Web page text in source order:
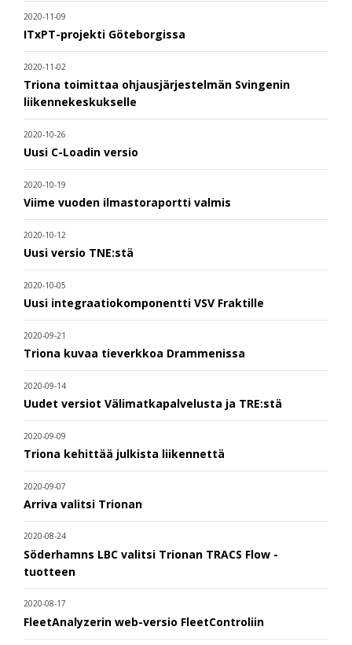
2020-11-09
ITxPT-projekti Göteborgissa
2020-11-02
Triona toimittaa ohjausjärjestelmän Svingenin
liikennekeskukselle
2020-10-26
Uusi C-Loadin versio
2020-10-19
Viime vuoden ilmastoraportti valmis
2020-10-12
Uusi versio TNE:stä
2020-10-05
Uusi integraatiokomponentti VSV Fraktille
2020-09-21
Triona kuvaa tieverkkoa Drammenissa
2020-09-14
Uudet versiot Välimatkapalvelusta ja TRE:stä
2020-09-09
Triona kehittää julkista liikennettä
2020-09-07
Arriva valitsi Trionan
2020-08-24
Söderhamns LBC valitsi Trionan TRACS Flow -
tuotteen
2020-08-17
FleetAnalyzerin web-versio FleetControliin